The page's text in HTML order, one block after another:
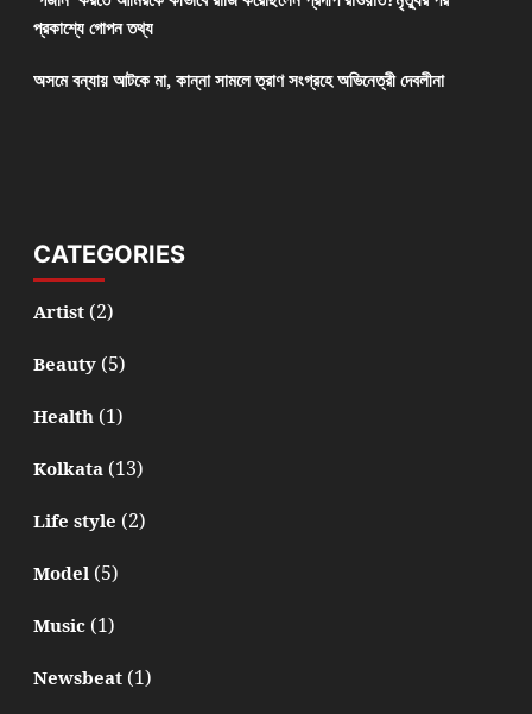
প্রকাশ্যে গোপন তথ্য
অসমে বন্যায় আটকে মা, কান্না সামলে ত্রাণ সংগ্রহে অভিনেত্রী দেবলীনা
CATEGORIES
Artist(2)
Beauty(5)
Health(1)
Kolkata(13)
Life style (2)
Model(5)
Music(1)
Newsbeat(1)